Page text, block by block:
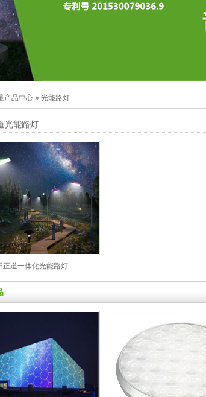
产品中心 » 光能路灯
光能路灯
正道一体化光能路灯